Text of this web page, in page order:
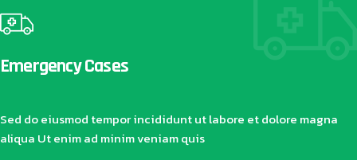
Emergency Cases
Sed do eiusmod tempor incididunt ut labore et dolore magna
aliqua Ut enim ad minim veniam quis